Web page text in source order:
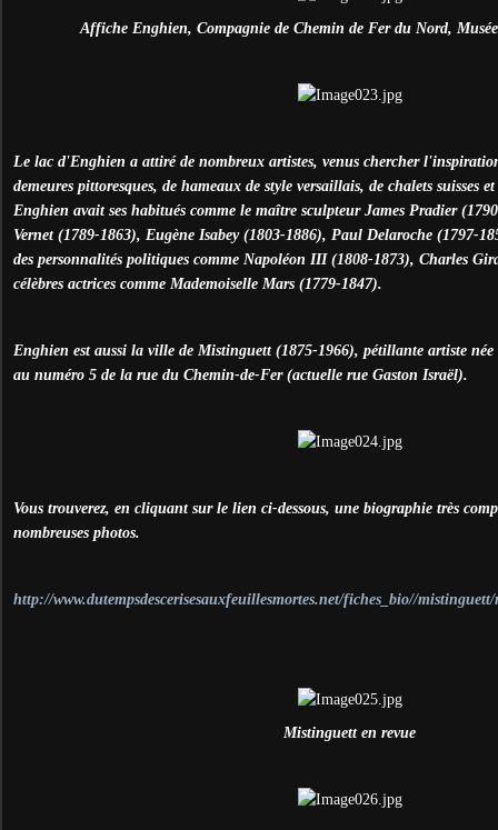
Affiche Enghien, Compagnie de Chemin de Fer du Nord,
Le lac d'Enghien a attiré de nombreux artistes, venus chercher
demeures pittoresques, de hameaux de style versaillais, de chalets suisses
Enghien avait ses habitués comme le maître sculpteur James Pradier
Vernet (1789-1863), Eugène Isabey (1803-1886), Paul Delaroche (1797-
des personnalités politiques comme Napoléon III (1808-1873), Charles
célèbres actrices comme Mademoiselle Mars (1779-1847).
Enghien est aussi la ville de Mistinguett (1875-1966), pétillante artiste
au numéro 5 de la rue du Chemin-de-Fer (actuelle rue Gaston Israël).
Vous trouverez, en cliquant sur le lien ci-dessous, une biographie très
nombreuses photos.
http://www.dutempsdescerisesauxfeuillesmortes.net/fiches_bio//
Mistinguett en revue